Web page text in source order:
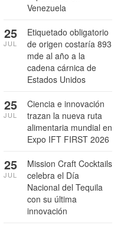
Venezuela
Etiquetado obligatorio
de origen costaría 893
mde al año a la
cadena cárnica de
Estados Unidos
25
JUL
Ciencia e innovación
trazan la nueva ruta
alimentaria mundial en
Expo IFT FIRST 2026
25
JUL
Mission Craft Cocktails
celebra el Día
Nacional del Tequila
con su última
innovación
25
JUL